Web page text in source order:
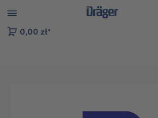
do nawigacji na platformie B2B
0,00 zł*
Pomiń galerię zdjęć